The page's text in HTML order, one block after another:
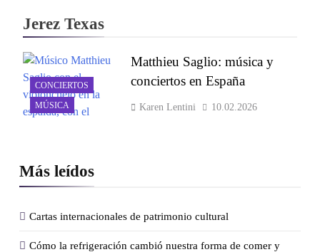
Más leídos
Cartas internacionales de patrimonio cultural
Cómo la refrigeración cambió nuestra forma de comer y
Jerez Texas
CONCIERTOS
MÚSICA
Matthieu Saglio: música y
conciertos en España
Karen Lentini 10.02.2026